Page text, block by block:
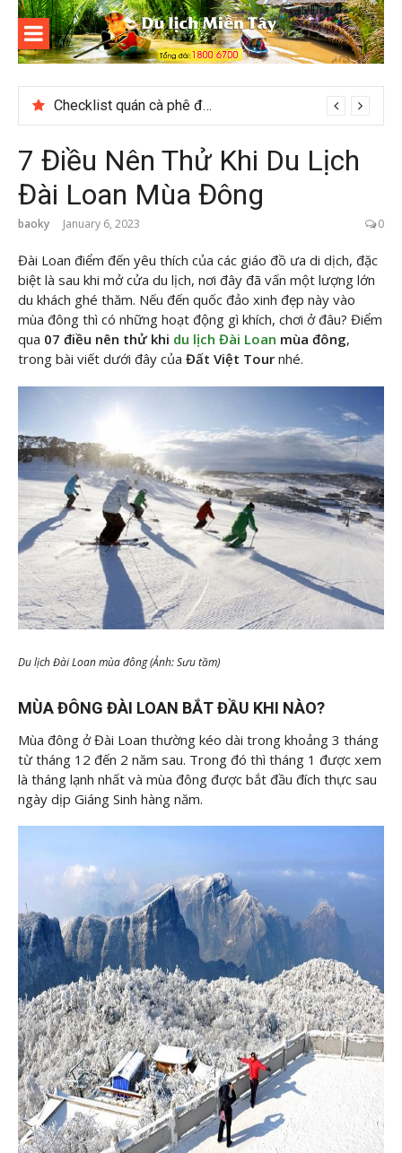
Skip
content
Du lịch
Miền Tây
Du lịch Hạ Long Tết 2026: Hành trình khám phá di sản nổi tiếng
7 Điều Nên Thử Khi Du Lịch
Đài Loan Mùa Đông
baoky January 6, 2023 0
Đài Loan điểm đến yêu thích của các giáo đồ ưa di dịch, đặc
biệt là sau khi mở cửa du lịch, nơi đây đã vấn một lượng lớn
du khách ghé thăm. Nếu đến quốc đảo xinh đẹp này vào
mùa đông thì có những hoạt động gì khích, chơi ở đâu? Điểm
qua 07 điều nên thử khi du lịch Đài Loan mùa đông,
trong bài viết dưới đây của Đất Việt Tour nhé.
Du lịch Đài Loan mùa đông (Ảnh: Sưu tầm)
MÙA ĐÔNG ĐÀI LOAN BẮT ĐẦU KHI NÀO?
Mùa đông ở Đài Loan thường kéo dài trong khoảng 3 tháng
từ tháng 12 đến 2 năm sau. Trong đó thì tháng 1 được xem
là tháng lạnh nhất và mùa đông được bắt đầu đích thực sau
ngày dịp Giáng Sinh hàng năm.